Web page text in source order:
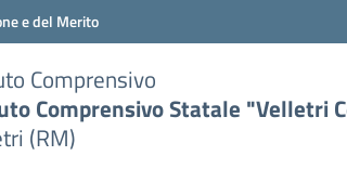
e del Merito
Comprensivo
Comprensivo Statale "Velletri
(RM)